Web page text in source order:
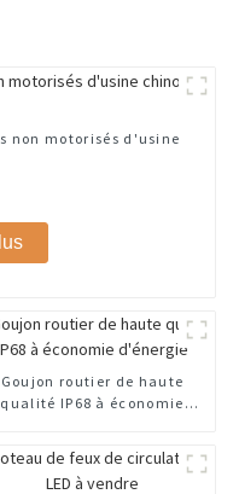
non motorisés d'usine
Goujon routier de haute
qualité IP68 à économie